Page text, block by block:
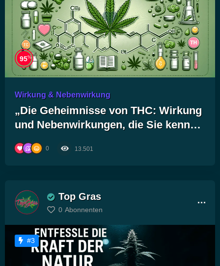
95%
Wirkung & Nebenwirkung
„Die Geheimnisse von THC: Wirkung
und Nebenwirkungen, die Sie kennen
0 13.501
Top Gras
0 Abonnenten
#3